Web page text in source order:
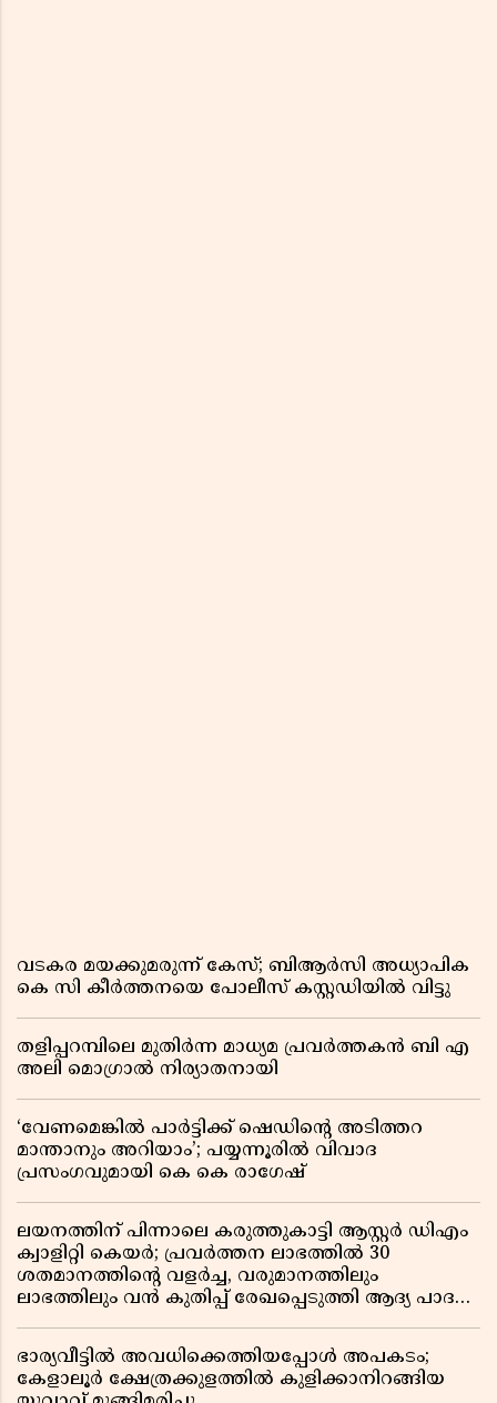
വടകര മയക്കുമരുന്ന് കേസ്; ബിആർസി അധ്യാപിക
കെ സി കീർത്തനയെ പോലീസ് കസ്റ്റഡിയിൽ വിട്ടു
തളിപ്പറമ്പിലെ മുതിർന്ന മാധ്യമ പ്രവർത്തകൻ ബി എ
അലി മൊഗ്രാൽ നിര്യാതനായി
‘വേണമെങ്കിൽ പാർട്ടിക്ക് ഷെഡിൻ്റെ അടിത്തറ
മാന്താനും അറിയാം’; പയ്യന്നൂരിൽ വിവാദ
പ്രസംഗവുമായി കെ കെ രാഗേഷ്
ലയനത്തിന് പിന്നാലെ കരുത്തുകാട്ടി ആസ്റ്റർ ഡിഎം
ക്വാളിറ്റി കെയർ; പ്രവർത്തന ലാഭത്തിൽ 30
ശതമാനത്തിൻ്റെ വളർച്ച, വരുമാനത്തിലും
ലാഭത്തിലും വൻ കുതിപ്പ് രേഖപ്പെടുത്തി ആദ്യ പാദ
ഭാര്യവീട്ടിൽ അവധിക്കെത്തിയപ്പോൾ അപകടം;
കേളാലൂർ ക്ഷേത്രക്കുളത്തിൽ കുളിക്കാനിറങ്ങിയ